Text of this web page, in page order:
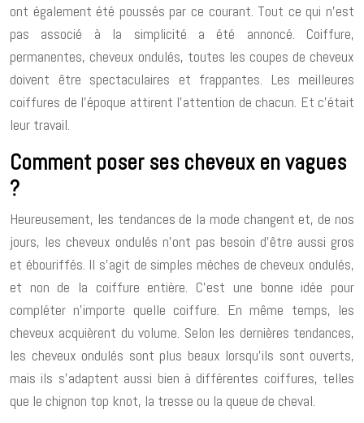
ont également été poussés par ce courant. Tout ce qui n’est
pas associé à la simplicité a été annoncé. Coiffure,
permanentes, cheveux ondulés, toutes les coupes de cheveux
doivent être spectaculaires et frappantes. Les meilleures
coiffures de l’époque attirent l’attention de chacun. Et c’était
leur travail.
Comment poser ses cheveux en vagues
?
Heureusement, les tendances de la mode changent et, de nos
jours, les cheveux ondulés n’ont pas besoin d’être aussi gros
et ébouriffés. Il s’agit de simples mèches de cheveux ondulés,
et non de la coiffure entière. C’est une bonne idée pour
compléter n’importe quelle coiffure. En même temps, les
cheveux acquièrent du volume. Selon les dernières tendances,
les cheveux ondulés sont plus beaux lorsqu’ils sont ouverts,
mais ils s’adaptent aussi bien à différentes coiffures, telles
que le chignon top knot, la tresse ou la queue de cheval.